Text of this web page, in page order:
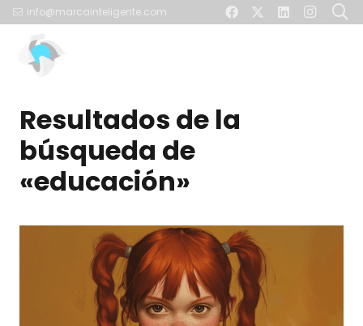
info@marcainteligente.com
Resultados de la
búsqueda de
«educación»